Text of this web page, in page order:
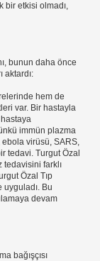
bir etkisi olmadı,
bunun daha önce
aktardı:
hem de
var. Bir hastayla
hastaya
immün plazma
ebola virüsü, SARS,
tedavi. Turgut Özal
tedavisini farklı
Özal Tıp
Bu
devam
bağışçısı